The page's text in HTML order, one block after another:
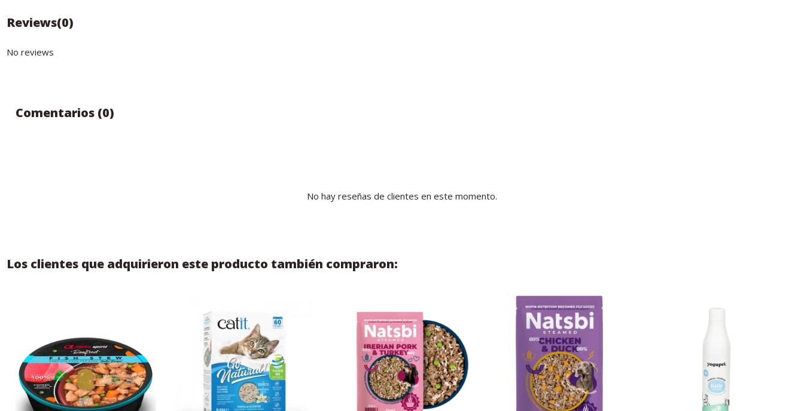
Reviews(0)
No reviews
Comentarios (0)
No hay reseñas de clientes en este momento.
Los clientes que adquirieron este producto también compraron: